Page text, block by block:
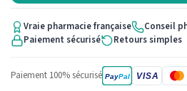
Vraie pharmacie française
Conseil
Paiement sécurisé
Retours simples
Paiement 100% sécurisé PayPal VISA